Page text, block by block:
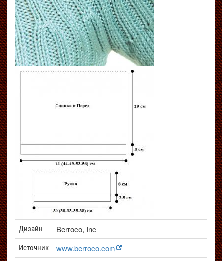
Дизайн Berroco, Inc
Источник www.berroco.com